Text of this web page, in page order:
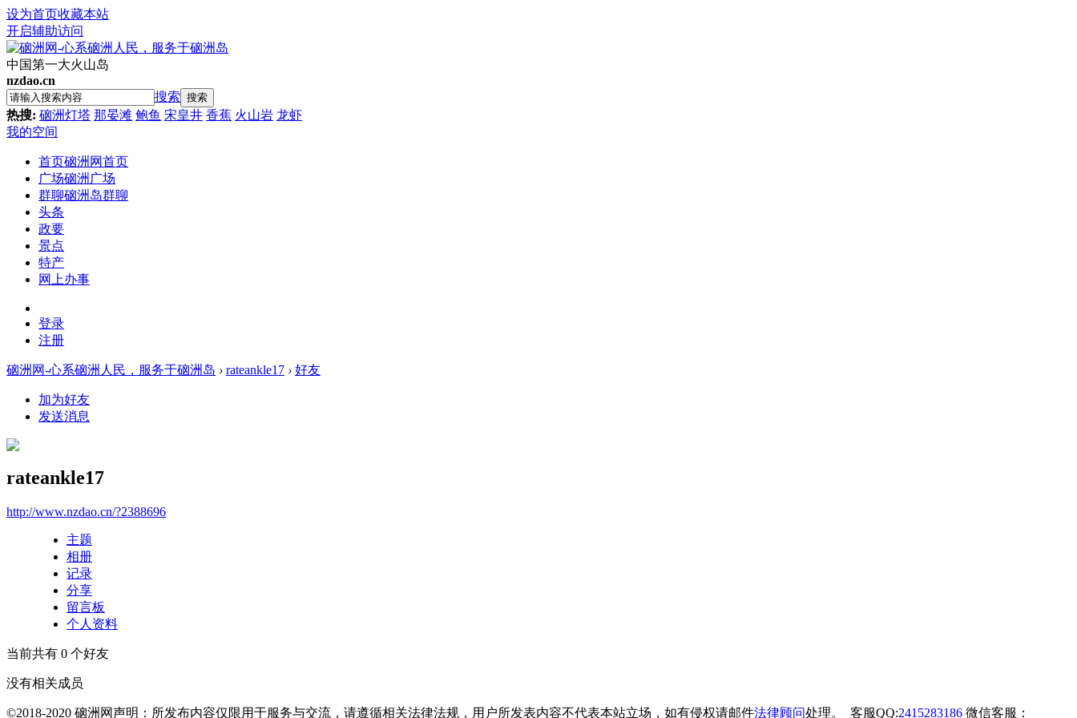
设为首页收藏本站
开启辅助访问
中国第一大火山岛
nzdao.cn
搜索 搜索
热搜: 硇洲灯塔 那晏滩 鲍鱼 宋皇井 香蕉 火山岩 龙虾
我的空间
首页硇洲网首页
广场硇洲广场
群聊硇洲岛群聊
头条
政要
景点
特产
网上办事
登录
注册
硇洲网-心系硇洲人民，服务于硇洲岛 › rateankle17 › 好友
加为好友
发送消息
rateankle17
http://www.nzdao.cn/?2388696
主题
相册
记录
分享
留言板
个人资料
当前共有 0 个好友
没有相关成员
©2018-2020 硇洲网声明：所发布内容仅限用于服务与交流，请遵循相关法律法规，用户所发表内容不代表本站立场，如有侵权请邮件法律顾问处理。 客服QQ:2415283186 微信客服：